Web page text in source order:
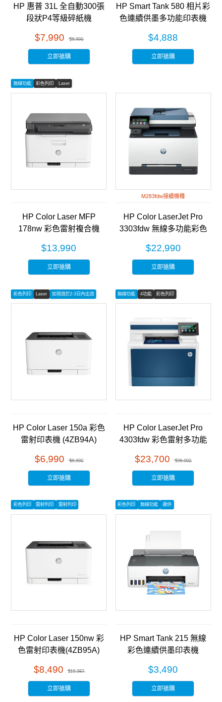
HP 惠普 31L 全自動300張
段狀P4等級碎紙機
$7,990 $9,990
立即搶購
HP Smart Tank 580 相片彩
色連續供墨多功能印表機
$4,888
立即搶購
無線功能 彩色列印 Laser
HP Color Laser MFP
178nw 彩色雷射複合機
$13,990
立即搶購
M283fdw接續機種
HP Color LaserJet Pro
3303fdw 無線多功能彩色
$22,990
立即搶購
彩色列印 Laser 如現貨於2-3日內出貨
HP Color Laser 150a 彩色
雷射印表機 (4ZB94A)
$6,990 $8,990
立即搶購
無線功能 4功能 彩色列印
HP Color LaserJet Pro
4303fdw 彩色雷射多功能
$23,700 $36,000
立即搶購
彩色列印 雷射列印 雷射列印
HP Color Laser 150nw 彩
色雷射印表機(4ZB95A)
$8,490 $10,387
立即搶購
彩色列印 無線功能 連供
HP Smart Tank 215 無線
彩色連續供墨印表機
$3,490
立即搶購